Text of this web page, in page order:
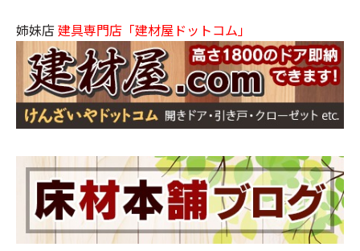
姉妹店 建具専門店「建材屋ドットコム」